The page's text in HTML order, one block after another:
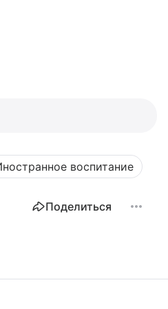
воспитание
Поделиться